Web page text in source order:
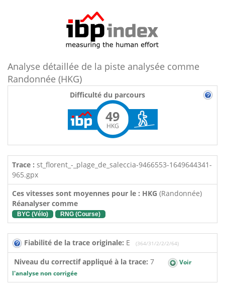
Analyse détaillée de la piste analysée comme
Randonnée (HKG)
Difficulté du parcours
49
HKG
Trace : st_florent_-_plage_de_saleccia-9466553-1649644341-
965.gpx
Ces vitesses sont moyennes pour le : HKG (Randonnée)
Réanalyser comme
BYC (Vélo) RNG (Course)
Fiabilité de la trace originale: E (364/31/2/2/2/64)
Niveau du correctif appliqué à la trace: 7
Voir
l'analyse non corrigée